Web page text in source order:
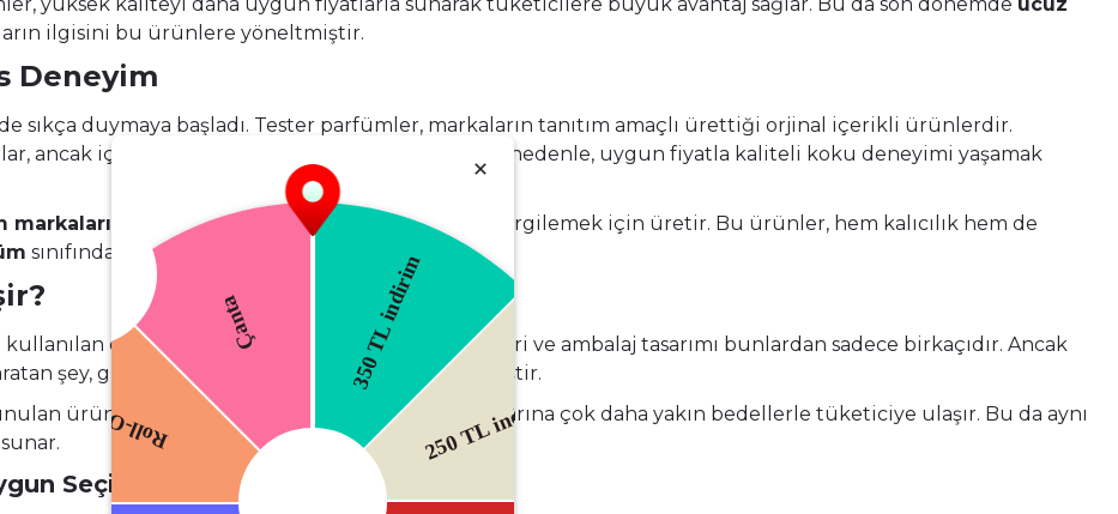
ilgisini bu ürünlere yöneltmiştir.
Deneyim
sıkça duymaya başladı. Tester parfümler, markaların tanıtım amaçlı ürettiği orjinal içerikli ürünlerdir.
ancak içeriği orjinal parfümle birebir aynıdır. Bu nedenle, uygun fiyatla kaliteli koku deneyimi yaşamak
markaları , tester versiyonlarını lüks mağazalarda sergilemek için üretir. Bu ürünler, hem kalıcılık hem de
sınıfındadır.
esans kalitesi, markanın prestiji, üretim yeri ve ambalaj tasarımı bunlardan sadece birkaçıdır. Ancak
şey, güvenilir satıcılardan yapılan akıllı alışveriştir.
ürünlerde, orjinal markalar fabrika çıkış fiyatlarına çok daha yakın bedellerle tüketiciye ulaşır. Bu da aynı
Seçim